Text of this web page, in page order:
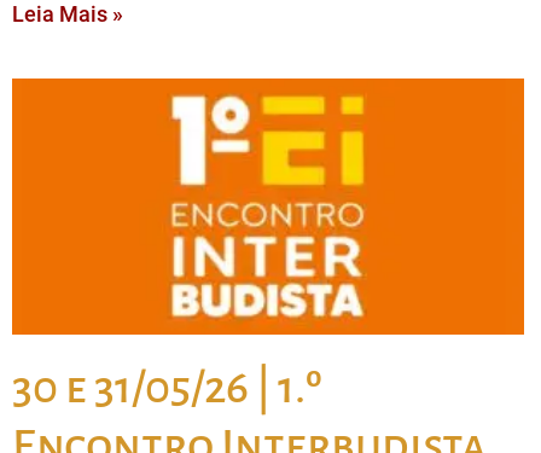
Leia Mais »
30 e 31/05/26 | 1.º